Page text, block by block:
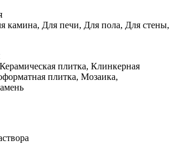
камина, Для печи, Для пола, Для стены,
плитка, Клинкерная
плитка, Мозаика,